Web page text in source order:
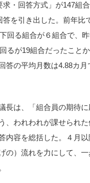
・回答方式」が147組
を引き出した。前年
回る組合が６組合で、
るが19組合だったこと
答の平均月数は4.88カ
長は、「組合員の期待
、われわれが課せられ
内容を総括した。４月
の）流れを力にして、